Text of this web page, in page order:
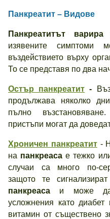
Панкреатит – Видове
Панкреатитът
изявените симптоми
въздействието върху
То се представя по два
Остър панкреатит -
продължава няколко
пълно
пристъпи могат да
Хроничен панкреатит-
на панкреаса е тежко
случаи са много по-
защото те
панкреаса и може да
усложнения като диабет
витамин от съществено